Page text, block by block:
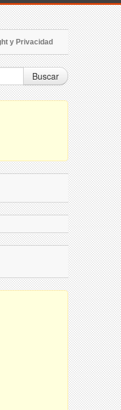
y Privacidad
Buscar